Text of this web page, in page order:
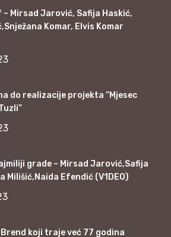
– Mirsad Jarović, Safija Haskić,
Komar, Elvis Komar
do realizacije projekta “Mjesec
grade – Mirsad Jarović,Safija
Milišić,Naida Efendić (V1DEO)
Brend koji traje već 77 godina